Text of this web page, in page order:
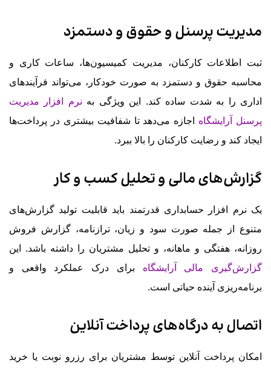
مدیریت پرسنل و حقوق و دستمزد
ثبت اطلاعات کارکنان، مدیریت کمیسیون‌ها، ساعات کاری و
محاسبه حقوق و دستمزد به صورت خودکار، می‌تواند فرآیندهای
اداری را به شدت ساده کند. این ویژگی به نرم افزار مدیریت
پرسنل آرایشگاه اجازه می‌دهد تا شفافیت بیشتری در پرداخت‌ها
ایجاد کند و رضایت کارکنان را بالا ببرد.
گزارش‌های مالی و تحلیل کسب و کار
یک نرم افزار حسابداری قدرتمند باید قابلیت تولید گزارش‌های
متنوع از جمله صورت سود و زیان، ترازنامه، گزارش فروش
روزانه، هفتگی و ماهانه، و تحلیل مشتریان را داشته باشد. این
گزارش‌گیری مالی آرایشگاه برای درک عملکرد واقعی و
برنامه‌ریزی آینده حیاتی است.
اتصال به درگاه‌های پرداخت آنلاین
امکان پرداخت آنلاین توسط مشتریان برای رزرو نوبت یا خرید